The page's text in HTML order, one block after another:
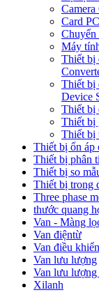
Camera
Card
Chuyển
Máy
Thiết bị
Thiết bị
Device
Thiết bị
Thiết bị
Thiết bị
Thiết bị ổn áp
Thiết bị phân
Thiết bị so
Thiết bị trong
Three phase
thước quang
Van - Màng
Van điệntừ
Van điều
Van lưu lượng
Van lưu lượng
Xilanh